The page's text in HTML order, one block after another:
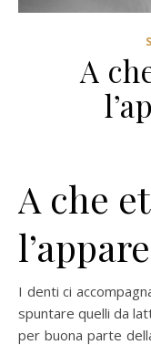
A
A che
I denti ci accompagnano fin dalla tenerissima età: iniziano a
spuntare quelli da
per buona parte